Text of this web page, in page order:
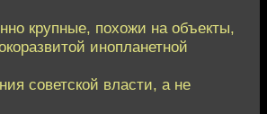
крупные, похожи на объекты,
инопланетной
советской власти, а не